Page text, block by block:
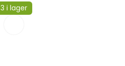
3 i lager